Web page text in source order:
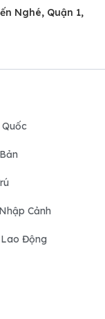
Nghé, Quận 1,
Quốc
Cảnh
Động